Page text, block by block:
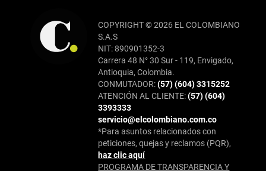
COPYRIGHT © 2026 EL COLOMBIANO
S.A.S
NIT: 890901352-3
Carrera 48 N° 30 Sur - 119, Envigado,
Antioquia, Colombia.
CONMUTADOR:(57) (604) 3315252
ATENCIÓN AL CLIENTE:(57) (604)
3393333
servicio@elcolombiano.com.co
*Para asuntos relacionados con
peticiones, quejas y reclamos (PQR),
haz clic aquí
PROGRAMA DE TRANSPARENCIA Y